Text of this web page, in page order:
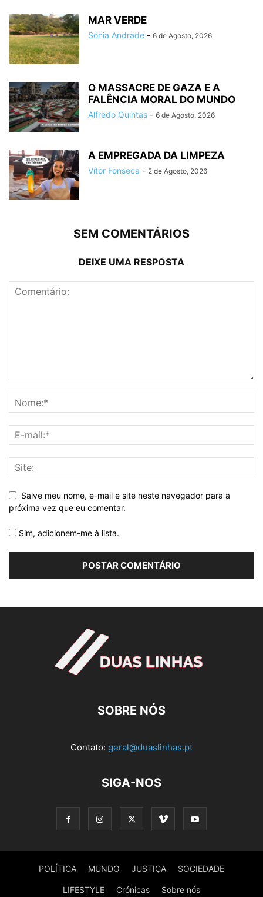
MAR VERDE
Sónia Andrade - 6 de Agosto, 2026
O MASSACRE DE GAZA E A
FALÊNCIA MORAL DO MUNDO
Alfredo Quintas - 6 de Agosto, 2026
A EMPREGADA DA LIMPEZA
Vítor Fonseca - 2 de Agosto, 2026
SEM COMENTÁRIOS
DEIXE UMA RESPOSTA
Salve meu nome, e-mail e site neste navegador para a
próxima vez que eu comentar.
Sim, adicionem-me à lista.
SOBRE NÓS
Contato: geral@duaslinhas.pt
SIGA-NOS
POLÍTICA MUNDO JUSTIÇA SOCIEDADE
LIFESTYLE Crónicas Sobre nós